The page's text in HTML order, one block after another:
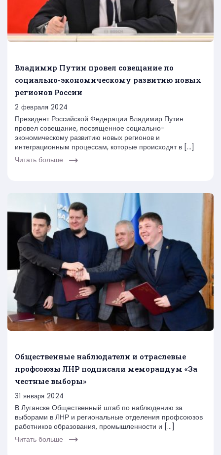
Владимир Путин провел совещание по
социально-экономическому развитию новых
регионов России
2 февраля 2024
Президент Российской Федерации Владимир Путин
провел совещание, посвященное социально-
экономическому развитию новых регионов и
интеграционным процессам, которые происходят в […]
Читать больше
Общественные наблюдатели и отраслевые
профсоюзы ЛНР подписали меморандум «За
честные выборы»
31 января 2024
В Луганске Общественный штаб по наблюдению за
выборами в ЛНР и региональные отделения профсоюзов
работников образования, промышленности и […]
Читать больше